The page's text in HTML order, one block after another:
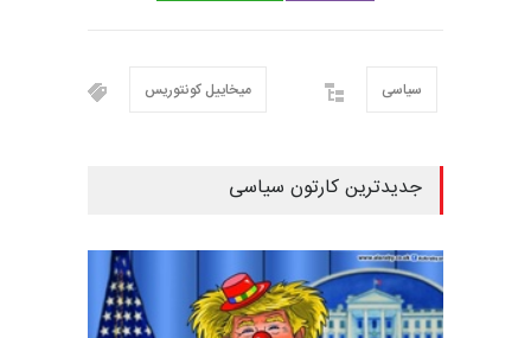
میخاییل کونتوریس سیاسی
جدیدترین کارتون سیاسی